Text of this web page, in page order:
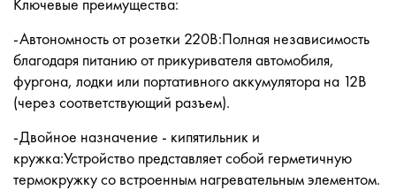
Ключевые преимущества:
-Автономность от розетки 220В:Полная независимость
благодаря питанию от прикуривателя автомобиля,
фургона, лодки или портативного аккумулятора на 12В
(через соответствующий разъем).
-Двойное назначение - кипятильник и
кружка:Устройство представляет собой герметичную
термокружку со встроенным нагревательным элементом.